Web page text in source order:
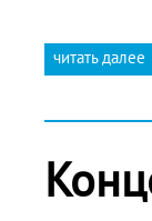
читать далее